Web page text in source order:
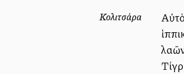
Κολιτσάρα